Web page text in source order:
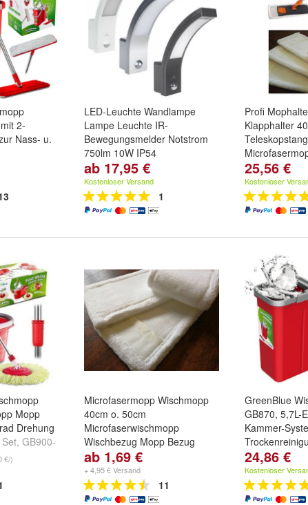
2-
Nass- u.
LED-Leuchte Wandlampe
Lampe Leuchte IR-
Bewegungsmelder Notstrom
750lm 10W IP54
Model:Silber ohne Notstrom
Weiß ohne Notstrom
ohne Notstrom
ab 17,95 €
Kostenloser Versand
1
Profi
Klapphalter
Größe:40cm
25,56 €
Kostenloser
Mopp
Drehung
, GB900-
€/)
Microfasermopp Wischmopp
40cm o. 50cm
Microfaserwischmopp
Wischbezug Mopp Bezug
Größe:40cmund
ab 1,69 €
+ 4,95 € Versand
11
GreenBlue
GB870, 5,7L-
Kammer-
Trockenreinigu
24,86 €
Kostenloser